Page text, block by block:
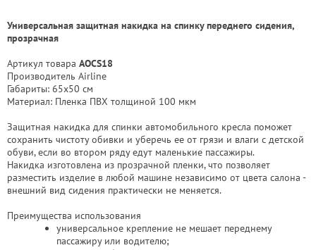
Универсальная защитная накидка на спинку переднего сидения,
прозрачная
Артикул товара AOCS18
Производитель Airline
Габариты: 65х50 см
Материал: Пленка ПВХ толщиной 100 мкм
Защитная накидка для спинки автомобильного кресла поможет
сохранить чистоту обивки и уберечь ее от грязи и влаги с детской
обуви, если во втором ряду едут маленькие пассажиры.
Накидка изготовлена из прозрачной пленки, что позволяет
разместить изделие в любой машине независимо от цвета салона -
внешний вид сидения практически не меняется.
Преимущества использования
универсальное крепление не мешает переднему
пассажиру или водителю;